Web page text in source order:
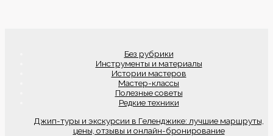
Без рубрики
Инструменты и материалы
Истории мастеров
Мастер-классы
Полезные советы
Редкие техники
Джип-туры и экскурсии в Геленджике: лучшие маршруты,
цены, отзывы и онлайн-бронирование